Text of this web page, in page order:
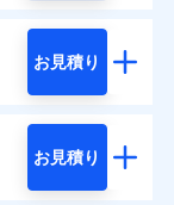
お見積り
お見積り